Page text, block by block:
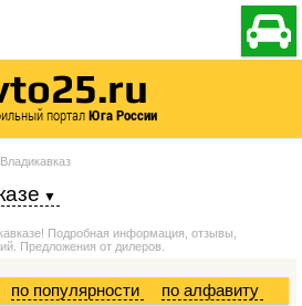

порталЮга России
Владикавказ
Подробная информация, отзывы,
Предложения от дилеров.
по алфавиту
по популярности